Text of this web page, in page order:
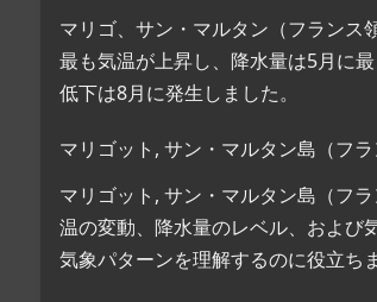
マリゴ、サン・マルタン（フランス
最も気温が上昇し、降水量は5月に
低下は8月に発生しました。
マリゴット, サン・マルタン島（フ
マリゴット, サン・マルタン島（フ
温の変動、降水量のレベル、および
気象パターンを理解するのに役立ちま